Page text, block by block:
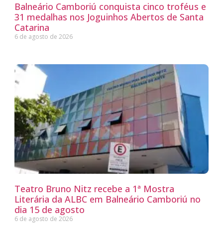
Balneário Camboriú conquista cinco troféus e
31 medalhas nos Joguinhos Abertos de Santa
Catarina
6 de agosto de 2026
Teatro Bruno Nitz recebe a 1ª Mostra
Literária da ALBC em Balneário Camboriú no
dia 15 de agosto
6 de agosto de 2026